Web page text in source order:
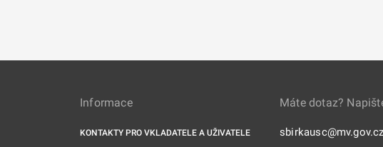
Informace
KONTAKTY PRO VKLADATELE A UŽIVATELE
Máte dotaz?
sbirkausc@mv.gov.cz